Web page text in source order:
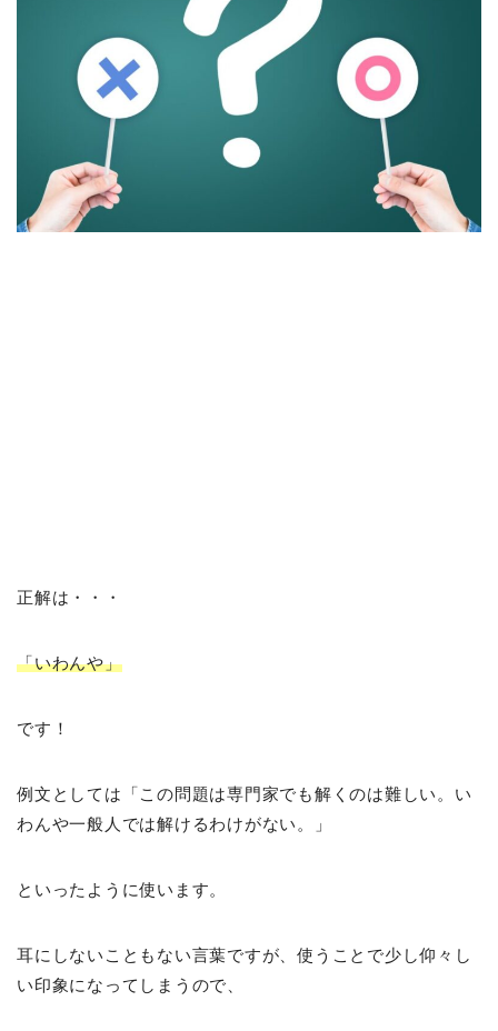
正解は・・・
「いわんや」
です！
例文としては「この問題は専門家でも解くのは難しい。い
わんや一般人では解けるわけがない。」
といったように使います。
耳にしないこともない言葉ですが、使うことで少し仰々し
い印象になってしまうので、